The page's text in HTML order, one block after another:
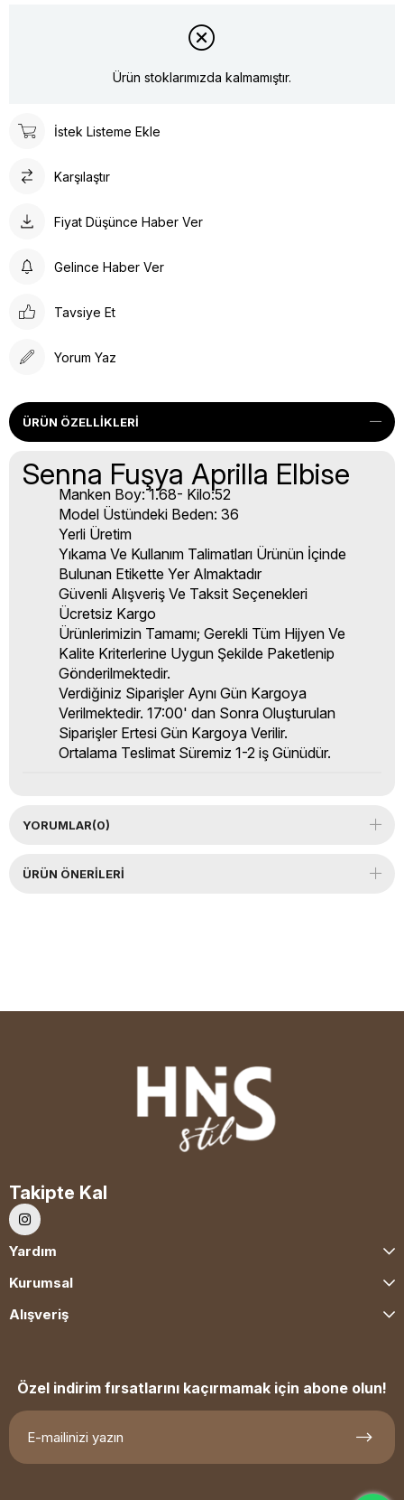
Ürün stoklarımızda kalmamıştır.
İstek Listeme Ekle
Karşılaştır
Fiyat Düşünce Haber Ver
Gelince Haber Ver
Tavsiye Et
Yorum Yaz
ÜRÜN ÖZELLIKLERI
Senna Fuşya Aprilla Elbise
Manken Boy: 1.68- Kilo:52
Model Üstündeki Beden: 36
Yerli Üretim
Yıkama Ve Kullanım Talimatları Ürünün İçinde
Bulunan Etikette Yer Almaktadır
Güvenli Alışveriş Ve Taksit Seçenekleri
Ücretsiz Kargo
Ürünlerimizin Tamamı; Gerekli Tüm Hijyen Ve
Kalite Kriterlerine Uygun Şekilde Paketlenip
Gönderilmektedir.
Verdiğiniz Siparişler Aynı Gün Kargoya
Verilmektedir. 17:00' dan Sonra Oluşturulan
Siparişler Ertesi Gün Kargoya Verilir.
Ortalama Teslimat Süremiz 1-2 iş Günüdür.
YORUMLAR(0)
ÜRÜN ÖNERILERI
Takipte Kal
Yardım
Kurumsal
Alışveriş
Özel indirim fırsatlarını kaçırmamak için abone olun!